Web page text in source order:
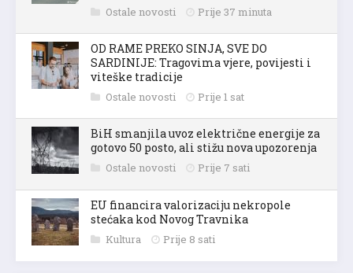
Ostale novosti Prije 37 minuta
OD RAME PREKO SINJA, SVE DO
SARDINIJE: Tragovima vjere, povijesti i
viteške tradicije
Ostale novosti Prije 1 sat
BiH smanjila uvoz električne energije za
gotovo 50 posto, ali stižu nova upozorenja
Ostale novosti Prije 7 sati
EU financira valorizaciju nekropole
stećaka kod Novog Travnika
Kultura Prije 8 sati